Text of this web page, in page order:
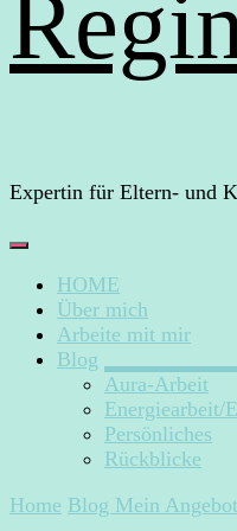
Expertin für Eltern- und
HOME
Über mich
Arbeite mit mir
Blog
Aura-Arbeit
Energiearbeit/
Persönliches
Rückblicke
Home Blog Mein